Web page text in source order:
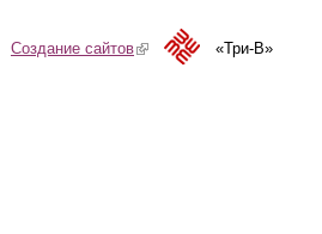
Создание сайтов(link is external)«Три-В»